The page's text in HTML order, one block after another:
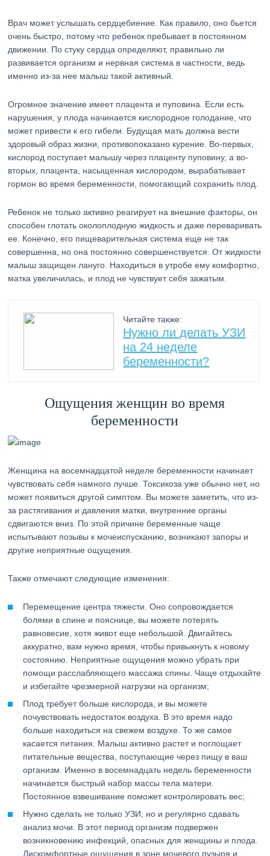
Врач может услышать сердцебиение. Как правило, оно бьется
очень быстро, потому что ребенок пребывает в постоянном
движении. По стуку сердца определяют, правильно ли
развивается организм и нервная система в частности, ведь
именно из-за нее малыш такой активный.
Огромное значение имеет плацента и пуповина. Если есть
нарушения, у плода начинается кислородное голодание, что
может привести к его гибели. Будущая мать должна вести
здоровый образ жизни, противопоказано курение. Во-первых,
кислород поступает малышу через плаценту пуповину, а во-
вторых, плацента, насыщенная кислородом, вырабатывает
гормон во время беременности, помогающий сохранить плод.
Ребенок не только активно реагирует на внешние факторы, он
способен глотать околоплодную жидкость и даже переваривать
ее. Конечно, его пищеварительная система еще не так
совершенна, но она постоянно совершенствуется. От жидкости
малыш защищен лануго. Находиться в утробе ему комфортно,
матка увеличилась, и плод не чувствует себя зажатым.
Читайте также:
Нужно ли делать УЗИ
на 24 неделе
беременности?
Ощущения женщин во время
беременности
Женщина на восемнадцатой неделе беременности начинает
чувствовать себя намного лучше. Токсикоза уже обычно нет, но
может появиться другой симптом. Вы можете заметить, что из-
за растягивания и давления матки, внутренние органы
сдвигаются вниз. По этой причине беременные чаще
испытывают позывы к мочеиспусканию, возникают запоры и
другие неприятные ощущения.
Также отмечают следующие изменения:
Перемещение центра тяжести. Оно сопровождается
болями в спине и пояснице, вы можете потерять
равновесие, хотя живот еще небольшой. Двигайтесь
аккуратно, вам нужно время, чтобы привыкнуть к новому
состоянию. Неприятные ощущения можно убрать при
помощи расслабляющего массажа спины. Чаще отдыхайте
и избегайте чрезмерной нагрузки на организм;
Плод требует больше кислорода, и вы можете
почувствовать недостаток воздуха. В это время надо
больше находиться на свежем воздухе. То же самое
касается питания. Малыш активно растет и поглощает
питательные вещества, поступающие через пищу в ваш
организм. Именно в восемнадцать недель беременности
начинается быстрый набор массы тела матери.
Постоянное взвешивание поможет контролировать вес;
Нужно сделать не только УЗИ, но и регулярно сдавать
анализ мочи. В этот период организм подвержен
возникновению инфекций, опасных для женщины и плода.
Дискомфортные ощущения в зоне мочевого пузыря и